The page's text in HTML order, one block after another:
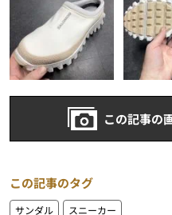
この記事の
この記事のタグ
サンダル スニーカー